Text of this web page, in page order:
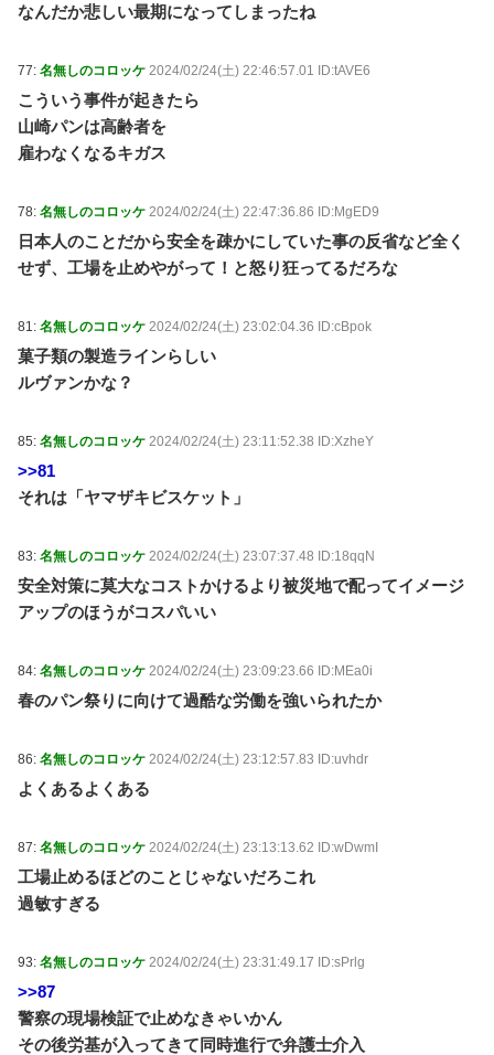
なんだか悲しい最期になってしまったね
77: 名無しのコロッケ 2024/02/24(土) 22:46:57.01 ID:tAVE6
こういう事件が起きたら
山崎パンは高齢者を
雇わなくなるキガス
78: 名無しのコロッケ 2024/02/24(土) 22:47:36.86 ID:MgED9
日本人のことだから安全を疎かにしていた事の反省など全く
せず、工場を止めやがって！と怒り狂ってるだろな
81: 名無しのコロッケ 2024/02/24(土) 23:02:04.36 ID:cBpok
菓子類の製造ラインらしい
ルヴァンかな？
85: 名無しのコロッケ 2024/02/24(土) 23:11:52.38 ID:XzheY
>>81
それは「ヤマザキビスケット」
83: 名無しのコロッケ 2024/02/24(土) 23:07:37.48 ID:18qqN
安全対策に莫大なコストかけるより被災地で配ってイメージ
アップのほうがコスパいい
84: 名無しのコロッケ 2024/02/24(土) 23:09:23.66 ID:MEa0i
春のパン祭りに向けて過酷な労働を強いられたか
86: 名無しのコロッケ 2024/02/24(土) 23:12:57.83 ID:uvhdr
よくあるよくある
87: 名無しのコロッケ 2024/02/24(土) 23:13:13.62 ID:wDwmI
工場止めるほどのことじゃないだろこれ
過敏すぎる
93: 名無しのコロッケ 2024/02/24(土) 23:31:49.17 ID:sPrlg
>>87
警察の現場検証で止めなきゃいかん
その後労基が入ってきて同時進行で弁護士介入